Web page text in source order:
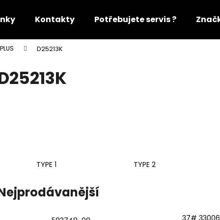
Kontakty Potřebujete servis ?
D25213K
TYPE 1 TYPE 2
Co potřebujete najít?